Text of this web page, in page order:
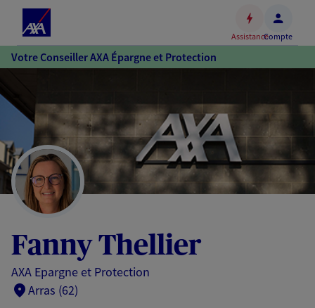
Accéder
au
Accéder
au
pied
de
page
AssistanceCompte
Votre Conseiller AXA Épargne et Protection
Fanny Thellier
AXA Epargne et Protection
Arras (62)